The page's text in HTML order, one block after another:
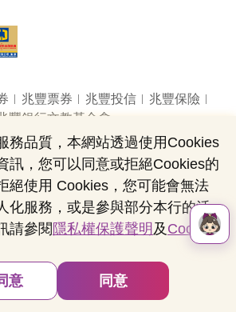
方帳號
官方帳號
兆豐票券 兆豐投信
兆豐保險
豐銀行文教基金會
露事項
機構投資人盡職治理
專區 國內外幣清算
銀行股份有限公司
International Commercial
務品質，本網站透過使用Cookies
訊，您可以同意或拒絕Cookies的
絕使用 Cookies，您可能會無法
化服務，或是參與部分本行的活
請參閱 隱私權保護聲明 及 Cookies
意
同意